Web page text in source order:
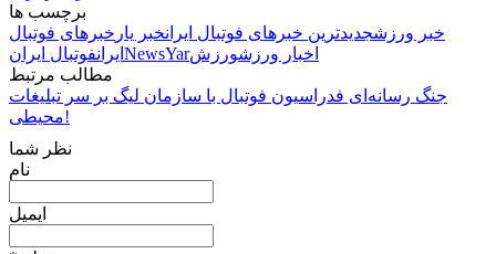
برچسب ها
خبر ورزشجدیدترین خبرهای فوتبال ایرانخبر یار خبرهای فوتبال
ایرانفوتبال ایران NewsYar اخبار ورزشورزش
مطالب مرتبط
جنگ رسانه‌ای فدراسیون فوتبال با سازمان لیگ بر سر تبلیغات
محیطی!
نظر شما
نام
ایمیل